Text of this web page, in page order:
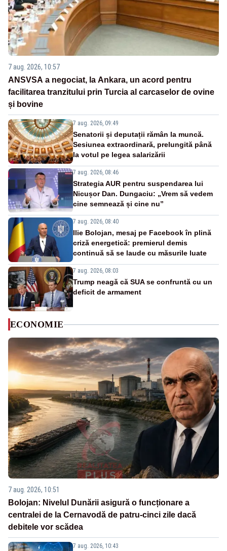
7 aug. 2026, 10:57
ANSVSA a negociat, la Ankara, un acord pentru
facilitarea tranzitului prin Turcia al carcaselor de ovine
și bovine
7 aug. 2026, 09:49
Senatorii și deputații rămân la muncă.
Sesiunea extraordinară, prelungită până
la votul pe legea salarizării
7 aug. 2026, 08:46
Strategia AUR pentru suspendarea lui
Nicușor Dan. Dungaciu: „Vrem să vedem
cine semnează și cine nu”
7 aug. 2026, 08:40
Ilie Bolojan, mesaj pe Facebook în plină
criză energetică: premierul demis
continuă să se laude cu măsurile luate
7 aug. 2026, 08:03
Trump neagă că SUA se confruntă cu un
deficit de armament
ECONOMIE
7 aug. 2026, 10:51
Bolojan: Nivelul Dunării asigură o funcționare a
centralei de la Cernavodă de patru-cinci zile dacă
debitele vor scădea
7 aug. 2026, 10:43